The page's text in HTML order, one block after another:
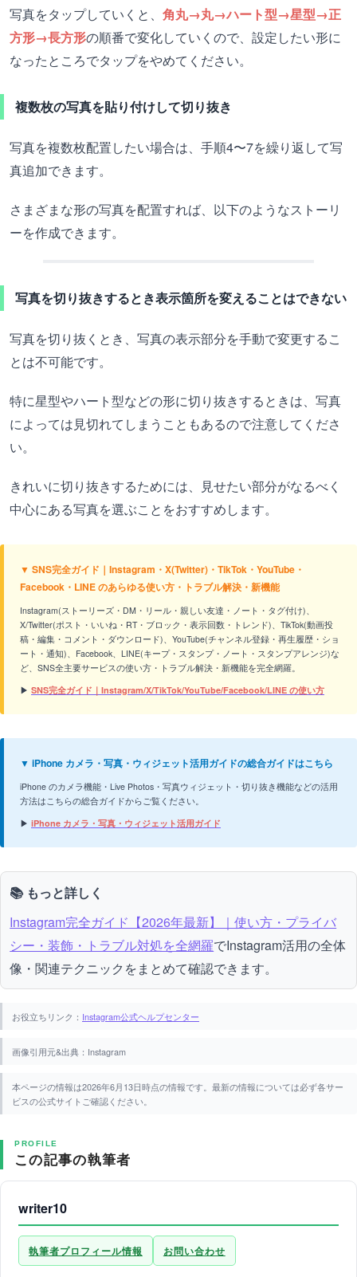
写真をタップしていくと、 角丸→丸→ハート型→星型→正
方形→長方形の順番で変化していくので、設定したい形に
なったところでタップをやめてください。
複数枚の写真を貼り付けして切り抜き
写真を複数枚配置したい場合は、手順4〜7を繰り返して写
真追加できます。
さまざまな形の写真を配置すれば、以下のようなストーリ
ーを作成できます。
写真を切り抜きするとき表示箇所を変えることはできない
写真を切り抜くとき、写真の表示部分を手動で変更するこ
とは不可能です。
特に星型やハート型などの形に切り抜きするときは、写真
によっては見切れてしまうこともあるので注意してくださ
い。
きれいに切り抜きするためには、見せたい部分がなるべく
中心にある写真を選ぶことをおすすめします。
▼ SNS完全ガイド｜Instagram・X(Twitter)・TikTok・YouTube・
Facebook・LINE のあらゆる使い方・トラブル解決・新機能
Instagram(ストーリーズ・DM・リール・親しい友達・ノート・タグ付け)、
X/Twitter(ポスト・いいね・RT・ブロック・表示回数・トレンド)、TikTok(動画投
稿・編集・コメント・ダウンロード)、YouTube(チャンネル登録・再生履歴・ショ
ート・通知)、Facebook、LINE(キープ・スタンプ・ノート・スタンプアレンジ)な
ど、SNS全主要サービスの使い方・トラブル解決・新機能を完全網羅。
▶ SNS完全ガイド｜Instagram/X/TikTok/YouTube/Facebook/LINE の使い方
▼ iPhone カメラ・写真・ウィジェット活用ガイドの総合ガイドはこちら
iPhone のカメラ機能・Live Photos・写真ウィジェット・切り抜き機能などの活用
方法はこちらの総合ガイドからご覧ください。
▶ iPhone カメラ・写真・ウィジェット活用ガイド
📚 もっと詳しく
Instagram完全ガイド【2026年最新】｜使い方・プライバ
シー・装飾・トラブル対処を全網羅でInstagram活用の全体
像・関連テクニックをまとめて確認できます。
お役立ちリンク： Instagram公式ヘルプセンター
画像引用元&出典：Instagram
本ページの情報は2026年6月13日時点の情報です。最新の情報については必ず各サー
ビスの公式サイトご確認ください。
PROFILE
この記事の執筆者
writer10
執筆者プロフィール情報 お問い合わせ